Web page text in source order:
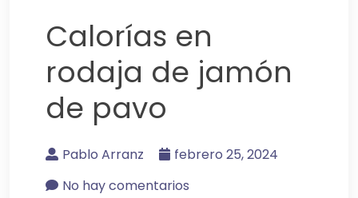
Calorías en
rodaja de jamón
de pavo
Pablo Arranz
febrero 25, 2024
No hay comentarios